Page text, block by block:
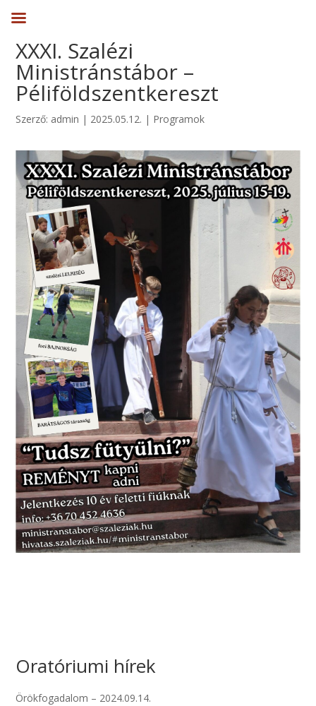
XXXI. Szalézi
Ministránstábor –
Péliföldszentkereszt
Szerző: admin | 2025.05.12. | Programok
Oratóriumi hírek
Örökfogadalom – 2024.09.14.